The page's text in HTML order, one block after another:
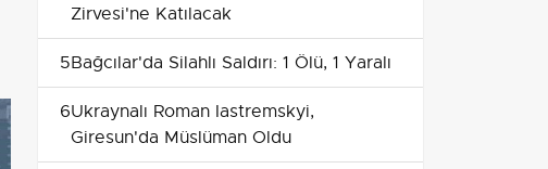
Zirvesi'ne Katılacak
5Bağcılar'da Silahlı Saldırı: 1 Ölü, 1 Yaralı
6Ukraynalı Roman Iastremskyi,
Giresun'da Müslüman Oldu